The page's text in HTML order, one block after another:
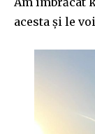
acesta și le